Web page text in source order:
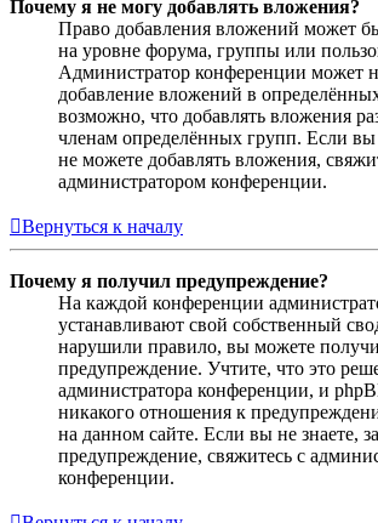
Почему я не могу добавлять вложения?
Право добавления вложений может
на уровне форума, группы или
Администратор конференции может
добавление вложений в
возможно, что добавлять вложения
членам определённых групп. Если вы
не можете добавлять вложения,
администратором конференции.
Вернуться к началу
Почему я получил предупреждение?
На каждой конференции
устанавливают свой собственный
нарушили правило, вы можете
предупреждение. Учтите, что это
администратора конференции, и
никакого отношения к
на данном сайте. Если вы не знаете,
предупреждение, свяжитесь с
конференции.